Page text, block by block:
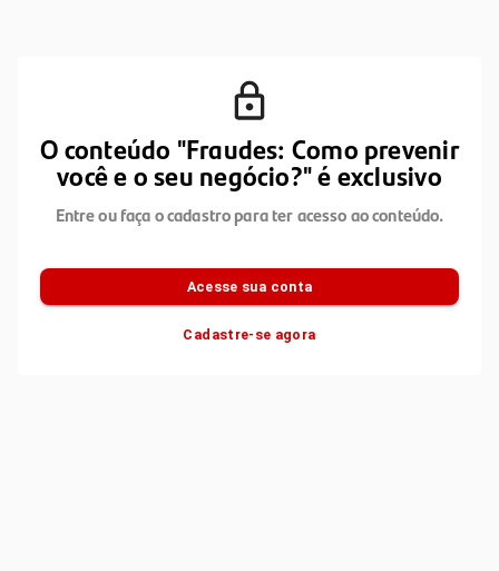
O conteúdo "Fraudes: Como prevenir
você e o seu negócio?" é exclusivo
Entre ou faça o cadastro para ter acesso ao conteúdo.
Acesse sua conta
Cadastre-se agora